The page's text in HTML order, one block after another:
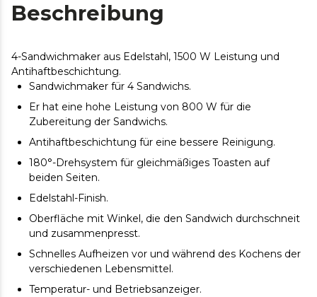
Beschreibung
4-Sandwichmaker aus Edelstahl, 1500 W Leistung und
Antihaftbeschichtung.
Sandwichmaker für 4 Sandwichs.
Er hat eine hohe Leistung von 800 W für die
Zubereitung der Sandwichs.
Antihaftbeschichtung für eine bessere Reinigung.
180°-Drehsystem für gleichmäßiges Toasten auf
beiden Seiten.
Edelstahl-Finish.
Oberfläche mit Winkel, die den Sandwich durchschneit
und zusammenpresst.
Schnelles Aufheizen vor und während des Kochens der
verschiedenen Lebensmittel.
Temperatur- und Betriebsanzeiger.